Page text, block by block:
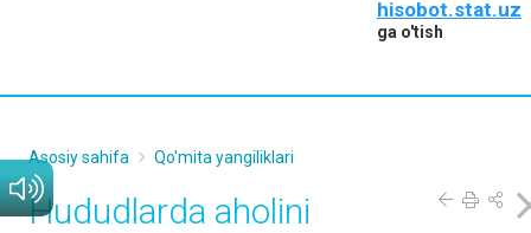
hisobot.stat.uz
ga o'tish
Asosiy sahifa Qo'mita yangiliklari
Hududlarda aholini